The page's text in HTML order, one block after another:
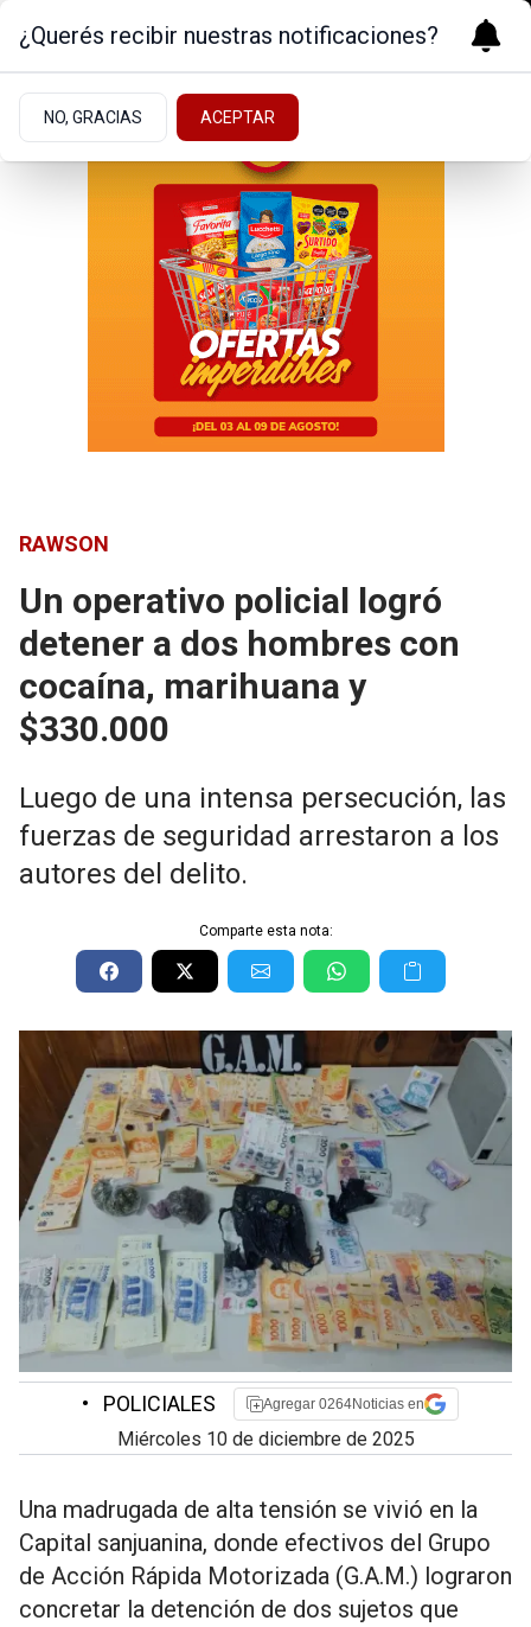
RAWSON
Un operativo policial logró
detener a dos hombres con
cocaína, marihuana y
$330.000
Luego de una intensa persecución, las
fuerzas de seguridad arrestaron a los
autores del delito.
Comparte esta nota:
• POLICIALES Agregar 0264Noticias en
miércoles 10 de diciembre de 2025
Una madrugada de alta tensión se vivió en la
Capital sanjuanina, donde efectivos del Grupo
de Acción Rápida Motorizada (G.A.M.) lograron
concretar la detención de dos sujetos que
¿Querés recibir nuestras notificaciones?
NO, GRACIAS ACEPTAR